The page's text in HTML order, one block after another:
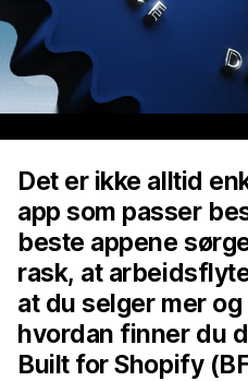
Det er ikke alltid
app som passer
beste appene
rask, at
at du selger mer og
hvordan finner du
Built for Shopify